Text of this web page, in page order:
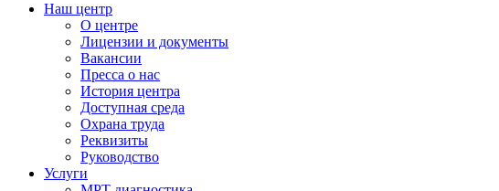
Наш центр
О центре
Лицензии и документы
Вакансии
Пресса о нас
История центра
Доступная среда
Охрана труда
Реквизиты
Руководство
Услуги